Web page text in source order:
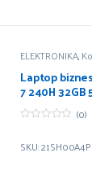
ELEKTRONIKA,
Laptop
7 240H 32GB
5
(0)
SKU: